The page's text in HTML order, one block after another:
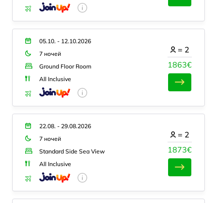
05.10. - 12.10.2026
7 ночей
Ground Floor Room
All Inclusive
1863€
= 2
22.08. - 29.08.2026
7 ночей
Standard Side Sea View
All Inclusive
1873€
= 2